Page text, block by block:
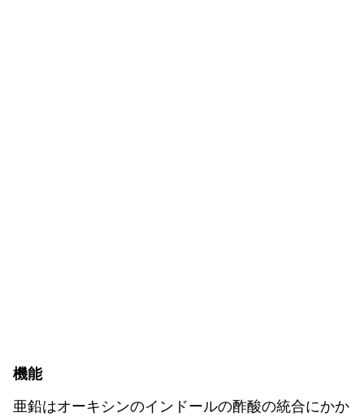
機能
亜鉛はオーキシンのインドールの酢酸の統合にかか